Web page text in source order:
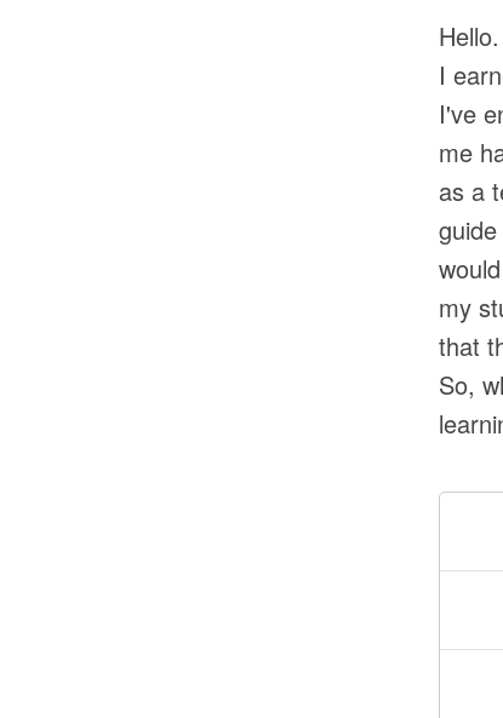
I
I've
me
as a
my
that
So,